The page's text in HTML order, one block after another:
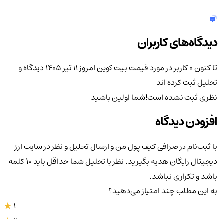
دیدگاه‌های کاربران
تا کنون 0 کاربر در مورد قیمت بیت کوین امروز ۱۱ تیر ۱۴۰۵
دیدگاه و
تحلیل ثبت کرده اند
نظری ثبت نشده است!شما اولین باشید
افزودن دیدگاه
با ثبت‌نام در صرافی کیف پول من و ارسال تحلیل و نظر در سایت ارز
دیجیتال رایگان هدیه بگیرید. نظر یا تحلیل شما حداقل باید ۱۰ کلمه
باشد و تکراری نباشد.
به این مطلب چند امتیاز می‌دهید؟